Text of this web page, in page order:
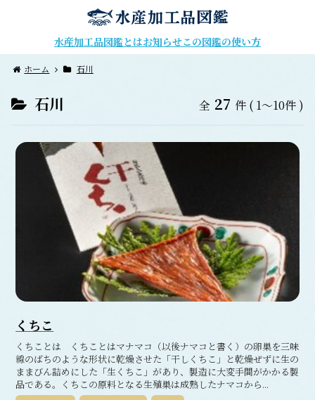
水産加工品図鑑とはお知らせこの図鑑の使い方
ホーム 石川
石川 全 27 件 ( 1～10件 )
くちこ
くちことは くちことはマナマコ（以後ナマコと書く）の卵巣を三味
線のばちのような形状に乾燥させた「干しくちこ」と乾燥ぜずに生の
ままびん詰めにした「生くちこ」があり、製造に大変手間がかかる製
品である。くちこの原料となる生殖巣は成熟したナマコから...